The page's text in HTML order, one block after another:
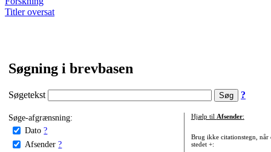
Titler oversat
Søgning i brevbasen
Søgetekst ?
Søge-afgrænsning:
Dato ?
Afsender ?
Hjælp til Afsender:
Brug ikke citationstegn, når
stedet +: